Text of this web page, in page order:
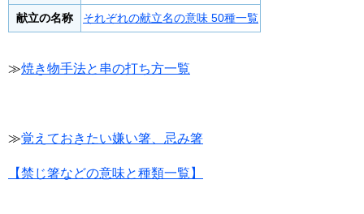
献立の名称 それぞれの献立名の意味 50種一覧
≫焼き物手法と串の打ち方一覧
≫覚えておきたい嫌い箸、忌み箸
【禁じ箸などの意味と種類一覧】